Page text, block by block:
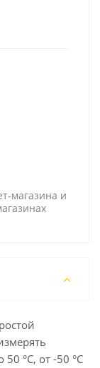
магазина и
50 °C, от -50 °C